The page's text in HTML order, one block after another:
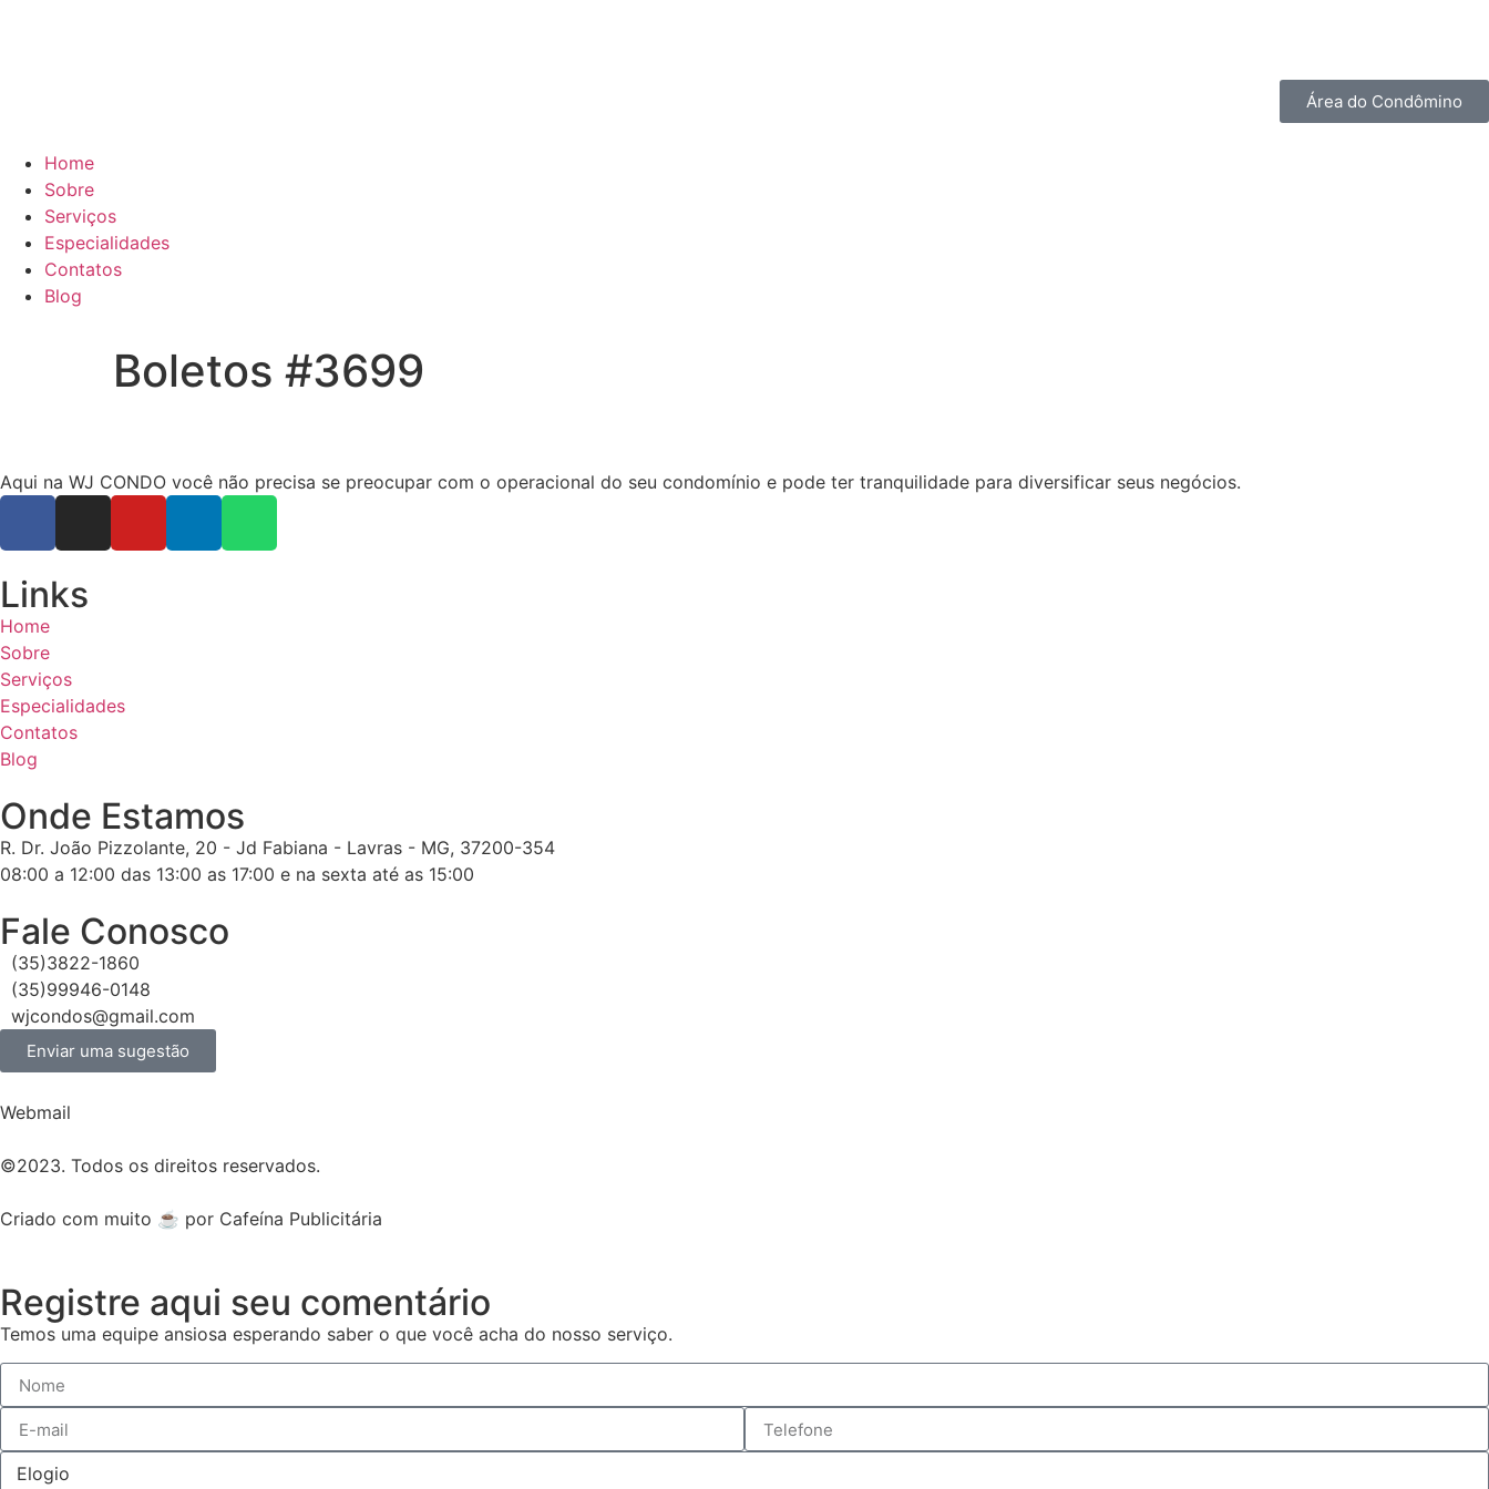
Área do Condômino
Home
Sobre
Serviços
Especialidades
Contatos
Blog
Boletos #3699
Aqui na WJ CONDO você não precisa se preocupar com o operacional do seu condomínio e pode ter tranquilidade para diversificar seus negócios.
Links
Home
Sobre
Serviços
Especialidades
Contatos
Blog
Onde Estamos
R. Dr. João Pizzolante, 20 - Jd Fabiana - Lavras - MG, 37200-354
08:00 a 12:00 das 13:00 as 17:00 e na sexta até as 15:00
Fale Conosco
(35)3822-1860
(35)99946-0148
wjcondos@gmail.com
Enviar uma sugestão
Webmail
©2023. Todos os direitos reservados.
Criado com muito ☕ por Cafeína Publicitária
Registre aqui seu comentário
Temos uma equipe ansiosa esperando saber o que você acha do nosso serviço.